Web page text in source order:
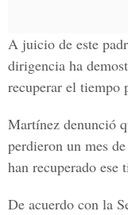
A juicio de este
dirigencia ha
recuperar el tiempo
Martínez denunció
perdieron un mes
han recuperado ese
De acuerdo con la